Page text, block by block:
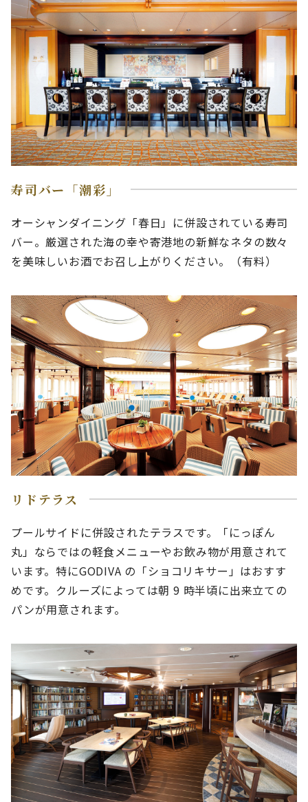
寿司バー「潮彩」
オーシャンダイニング「春日」に併設されている寿司
バー。厳選された海の幸や寄港地の新鮮なネタの数々
を美味しいお酒でお召し上がりください。（有料）
リドテラス
プールサイドに併設されたテラスです。「にっぽん
丸」ならではの軽食メニューやお飲み物が用意されて
います。特にGODIVA の「ショコリキサー」はおすす
めです。クルーズによっては朝 9 時半頃に出来立ての
パンが用意されます。